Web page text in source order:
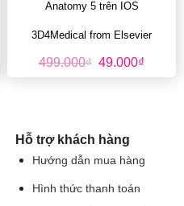
Anatomy 5 trên IOS
3D4Medical from Elsevier
499.000₫ Giá
49.000₫
Hỗ trợ khách hàng
Hướng dẫn mua hàng
Hình thức thanh toán